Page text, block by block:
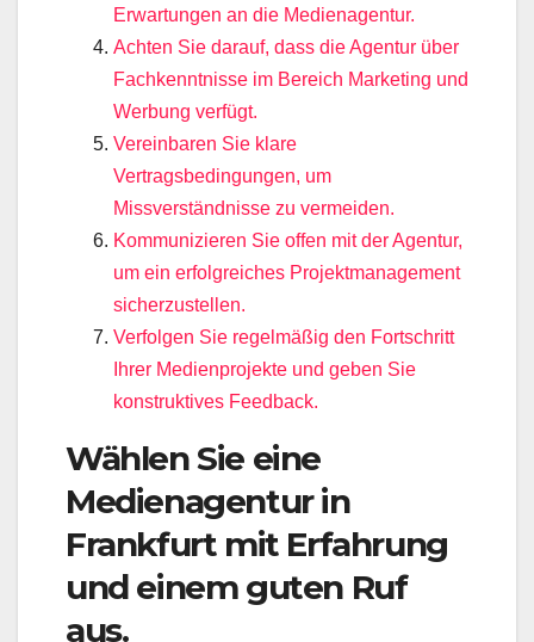
Erwartungen an die Medienagentur.
Achten Sie darauf, dass die Agentur über
Fachkenntnisse im Bereich Marketing und
Werbung verfügt.
Vereinbaren Sie klare
Vertragsbedingungen, um
Missverständnisse zu vermeiden.
Kommunizieren Sie offen mit der Agentur,
um ein erfolgreiches Projektmanagement
sicherzustellen.
Verfolgen Sie regelmäßig den Fortschritt
Ihrer Medienprojekte und geben Sie
konstruktives Feedback.
Wählen Sie eine
Medienagentur in
Frankfurt mit Erfahrung
und einem guten Ruf
aus.